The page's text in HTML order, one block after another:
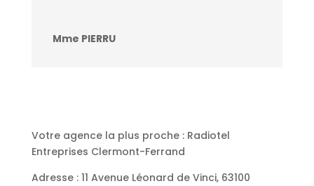
Mme PIERRU
Votre agence la plus proche : Radiotel
Entreprises Clermont-Ferrand
Adresse : 11 Avenue Léonard de Vinci, 63100